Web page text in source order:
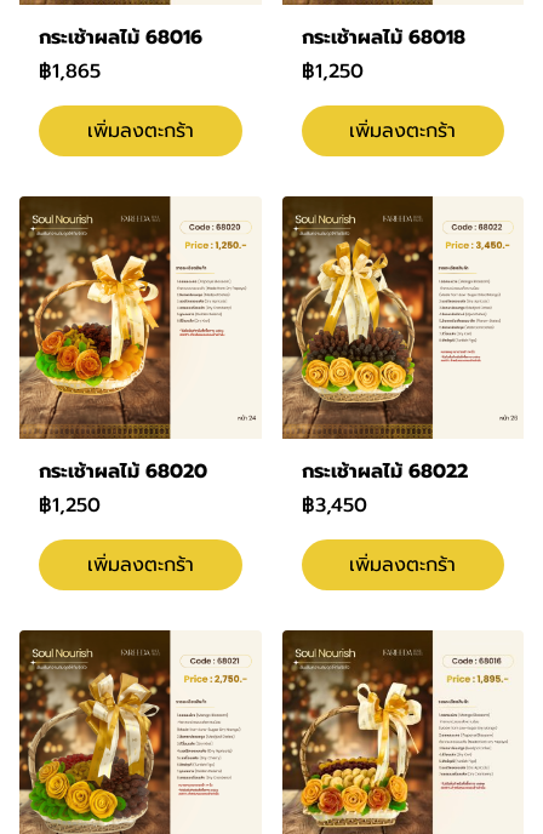
กระเช้าผลไม้ 68016
฿1,865
เพิ่มลงตะกร้า
กระเช้าผลไม้ 68018
฿1,250
เพิ่มลงตะกร้า
กระเช้าผลไม้ 68020
฿1,250
เพิ่มลงตะกร้า
กระเช้าผลไม้ 68022
฿3,450
เพิ่มลงตะกร้า